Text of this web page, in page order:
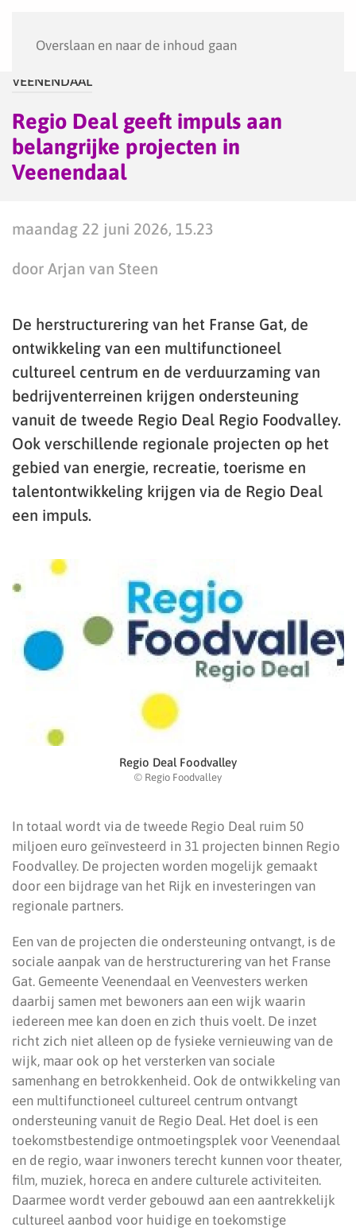
Overslaan en naar de inhoud gaan
VEENENDAAL
Regio Deal geeft impuls aan
belangrijke projecten in
Veenendaal
maandag 22 juni 2026, 15.23
door Arjan van Steen
De herstructurering van het Franse Gat, de
ontwikkeling van een multifunctioneel
cultureel centrum en de verduurzaming van
bedrijventerreinen krijgen ondersteuning
vanuit de tweede Regio Deal Regio Foodvalley.
Ook verschillende regionale projecten op het
gebied van energie, recreatie, toerisme en
talentontwikkeling krijgen via de Regio Deal
een impuls.
Regio Deal Foodvalley
© Regio Foodvalley
In totaal wordt via de tweede Regio Deal ruim 50
miljoen euro geïnvesteerd in 31 projecten binnen Regio
Foodvalley. De projecten worden mogelijk gemaakt
door een bijdrage van het Rijk en investeringen van
regionale partners.
Een van de projecten die ondersteuning ontvangt, is de
sociale aanpak van de herstructurering van het Franse
Gat. Gemeente Veenendaal en Veenvesters werken
daarbij samen met bewoners aan een wijk waarin
iedereen mee kan doen en zich thuis voelt. De inzet
richt zich niet alleen op de fysieke vernieuwing van de
wijk, maar ook op het versterken van sociale
samenhang en betrokkenheid. Ook de ontwikkeling van
een multifunctioneel cultureel centrum ontvangt
ondersteuning vanuit de Regio Deal. Het doel is een
toekomstbestendige ontmoetingsplek voor Veenendaal
en de regio, waar inwoners terecht kunnen voor theater,
film, muziek, horeca en andere culturele activiteiten.
Daarmee wordt verder gebouwd aan een aantrekkelijk
cultureel aanbod voor huidige en toekomstige